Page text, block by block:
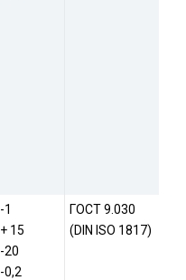
-1
+ 15
-20
-0,2
ГОСТ 9.030
(DIN ISO 1817)